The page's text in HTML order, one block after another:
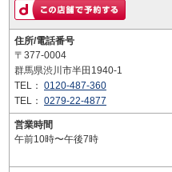
住所/電話番号
〒377-0004
群馬県渋川市半田1940-1
TEL： 0120-487-360
TEL： 0279-22-4877
営業時間
午前10時〜午後7時